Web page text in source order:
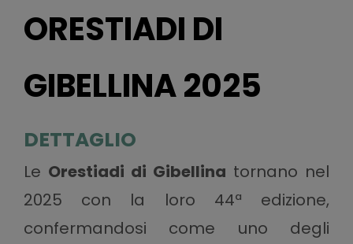
ORESTIADI DI
GIBELLINA 2025
DETTAGLIO
Le Orestiadi di Gibellina tornano nel
2025 con la loro 44ª edizione,
confermandosi come uno degli